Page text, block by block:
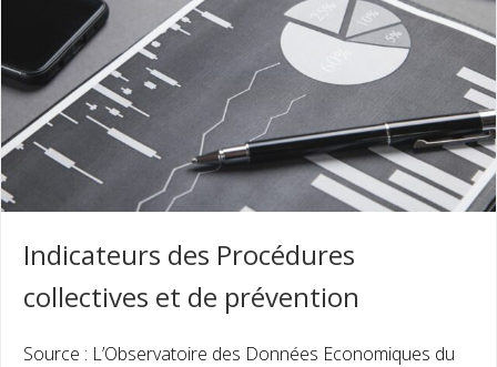
Indicateurs des Procédures
collectives et de prévention
Source : L’Observatoire des Données Economiques du